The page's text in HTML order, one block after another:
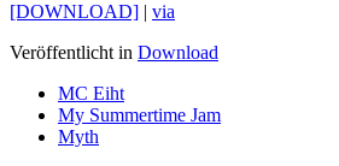
[DOWNLOAD] | via
Veröffentlicht in Download
MC Eiht
My Summertime Jam
Myth